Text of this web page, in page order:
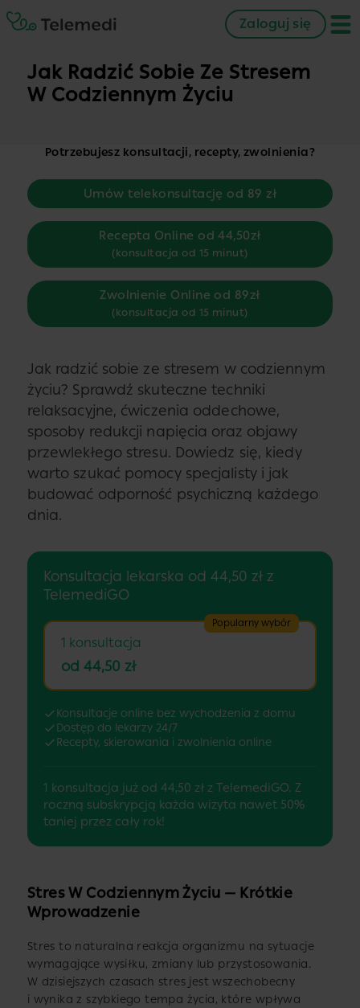
Zaloguj się
Jak Radzić Sobie Ze Stresem
W Codziennym Życiu
Potrzebujesz konsultacji, recepty, zwolnienia?
Umów telekonsultację od 89 zł
Recepta Online od 44,50zł
(konsultacja od 15 minut)
Zwolnienie Online od 89zł
(konsultacja od 15 minut)
Jak radzić sobie ze stresem w codziennym
życiu? Sprawdź skuteczne techniki
relaksacyjne, ćwiczenia oddechowe,
sposoby redukcji napięcia oraz objawy
przewlekłego stresu. Dowiedz się, kiedy
warto szukać pomocy specjalisty i jak
budować odporność psychiczną każdego
dnia.
Konsultacja lekarska od 44,50 zł z
TelemediGO
Popularny wybór
1 konsultacja
od 44,50 zł
Konsultacje online bez wychodzenia z domu
Dostęp do lekarzy 24/7
Recepty, skierowania i zwolnienia online
1 konsultacja już od 44,50 zł z TelemediGO. Z
roczną subskrypcją każda wizyta nawet 50%
taniej przez cały rok!
Stres W Codziennym Życiu — Krótkie
Wprowadzenie
Stres to naturalna reakcja organizmu na sytuacje
wymagające wysiłku, zmiany lub przystosowania.
W dzisiejszych czasach stres jest wszechobecny
i wynika z szybkiego tempa życia, które wpływa